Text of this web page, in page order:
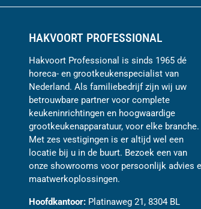
HAKVOORT PROFESSIONAL
Hakvoort Professional is sinds 1965 dé
horeca- en grootkeukenspecialist van
Nederland. Als familiebedrijf zijn wij uw
betrouwbare partner voor complete
keukeninrichtingen en hoogwaardige
grootkeukenapparatuur, voor elke branche.
Met zes vestigingen is er altijd wel een
locatie bij u in de buurt. Bezoek een van
onze showrooms voor persoonlijk advies
maatwerkoplossingen.
Hoofdkantoor: Platinaweg 21, 8304 BL